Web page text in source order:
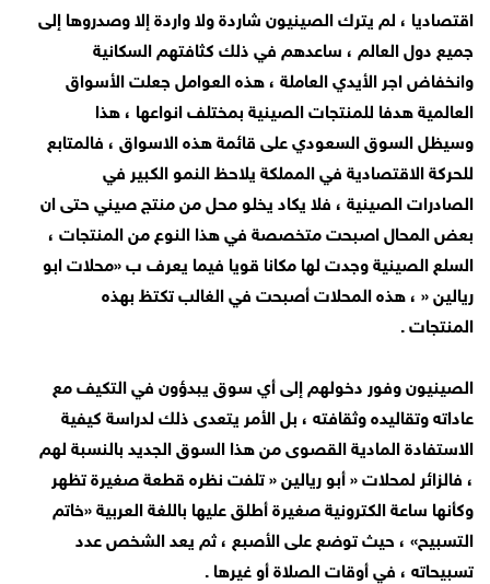
اقتصاديا ، لم يترك الصينيون شاردة ولا واردة إلا وصدروها إلى
جميع دول العالم ، ساعدهم في ذلك كثافتهم السكانية
وانخفاض اجر الأيدي العاملة ، هذه العوامل جعلت الأسواق
العالمية هدفا للمنتجات الصينية بمختلف انواعها ، هذا
وسيظل السوق السعودي على قائمة هذه الاسواق ، فالمتابع
للحركة الاقتصادية في المملكة يلاحظ النمو الكبير في
الصادرات الصينية ، فلا يكاد يخلو محل من منتج صيني حتى ان
بعض المحال اصبحت متخصصة في هذا النوع من المنتجات ،
السلع الصينية وجدت لها مكانا قويا فيما يعرف ب «محلات ابو
ريالين « ، هذه المحلات أصبحت في الغالب تكتظ بهذه
المنتجات .
الصينيون وفور دخولهم إلى أي سوق يبدؤون في التكيف مع
عاداته وتقاليده وثقافته ، بل الأمر يتعدى ذلك لدراسة كيفية
الاستفادة المادية القصوى من هذا السوق الجديد بالنسبة لهم
، فالزائر لمحلات « أبو ريالين « تلفت نظره قطعة صغيرة تظهر
وكأنها ساعة الكترونية صغيرة أطلق عليها باللغة العربية «خاتم
التسبيح» ، حيث توضع على الأصبع ، ثم يعد الشخص عدد
تسبيحاته ، في أوقات الصلاة أو غيرها .